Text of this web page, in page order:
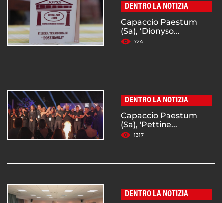
DENTRO LA NOTIZIA
Capaccio Paestum
(Sa), ‘Dionyso...
724
DENTRO LA NOTIZIA
Capaccio Paestum
(Sa), 'Pettine...
1317
DENTRO LA NOTIZIA